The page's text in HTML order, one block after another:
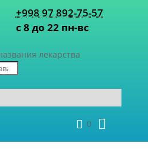
+998 97 892-75-57
с 8 до 22 пн-вс
лекарства
0